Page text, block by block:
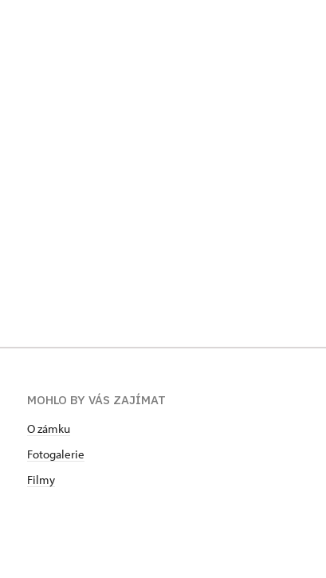
MOHLO BY VÁS ZAJÍMAT
O zámku
Fotogalerie
Filmy